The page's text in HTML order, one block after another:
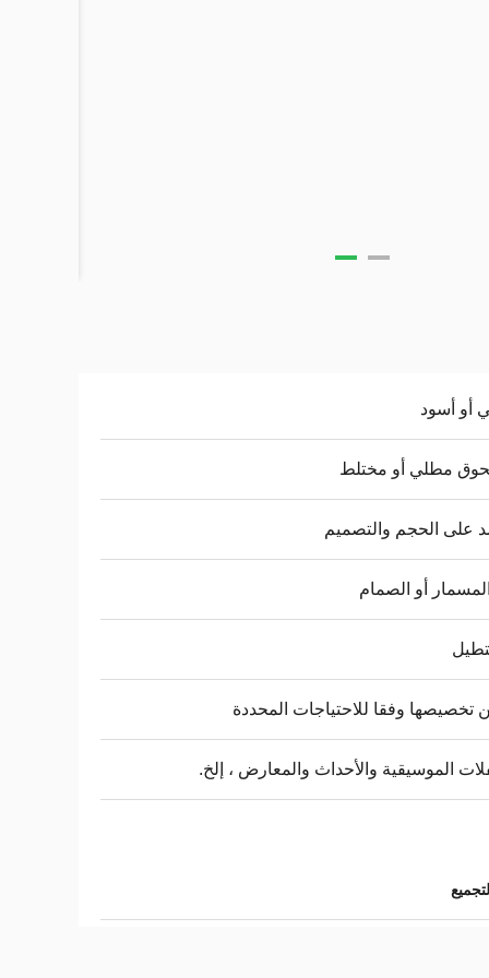
أو أسود
مطلي أو مختلط
على الحجم والتصميم
أو الصمام
تخصيصها وفقا للاحتياجات المحددة
الموسيقية والأحداث والمعارض ، إلخ.